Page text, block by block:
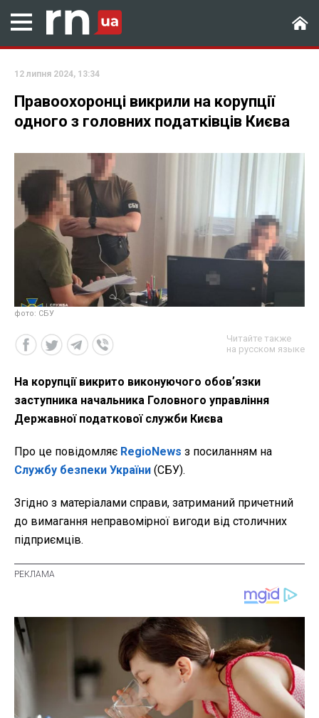
12 липня 2024, 13:34
Правоохоронці викрили на корупції
одного з головних податківців Києва
фото: СБУ
Читайте также
на русском языке
На корупції викрито виконуючого обовʼязки
заступника начальника Головного управління
Державної податкової служби Києва
Про це повідомляє RegioNews з посиланням на
Службу безпеки України (СБУ).
Згідно з матеріалами справи, затриманий причетний
до вимагання неправомірної вигоди від столичних
підприємців.